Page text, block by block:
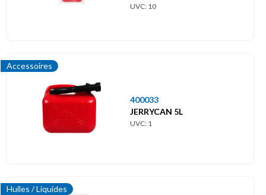
UVC: 10
Accessoires
400033
JERRYCAN 5L
UVC: 1
Huiles / Liquides